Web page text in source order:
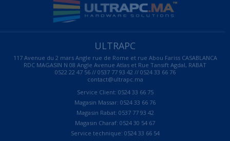
ULTRAPC
117 Avenue du 2 mars Angle rue de Rome et rue Abou Fariss CASABLANCA
RDC MAGASIN N 08 Angle Avenue Atlas et Rue Tansift Agdal, RABAT
0522 22 47 56 // 0537 77 93 42 // 0524 33 66 76
contact@ultrapc.ma
Service Client: 0524 33 66 75
Magasin Massar: 0524 33 66 76
Magasin Rabat: 0537 77 93 42
Magasin Charaf: 0524 30 54 67
Service technique: 0524 33 66 54